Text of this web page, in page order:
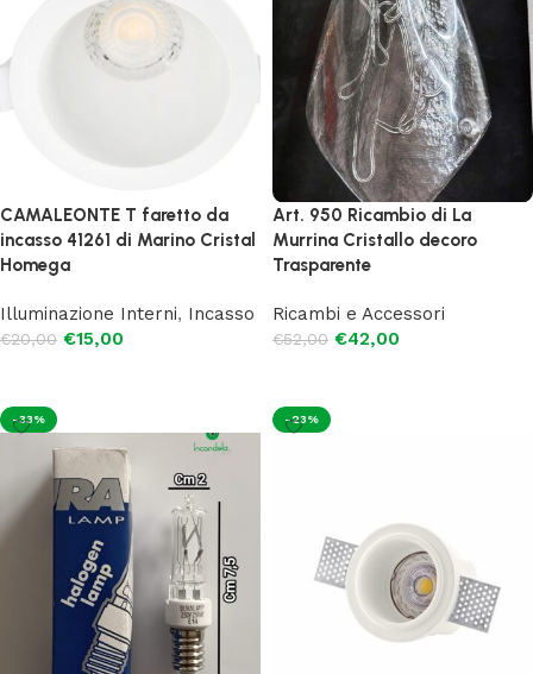
CAMALEONTE T faretto da
incasso 41261 di Marino Cristal
Homega
Illuminazione Interni, Incasso
€20,00 €15,00
Art. 950 Ricambio di La
Murrina Cristallo decoro
Trasparente
Ricambi e Accessori
€52,00 €42,00
-33% -23%